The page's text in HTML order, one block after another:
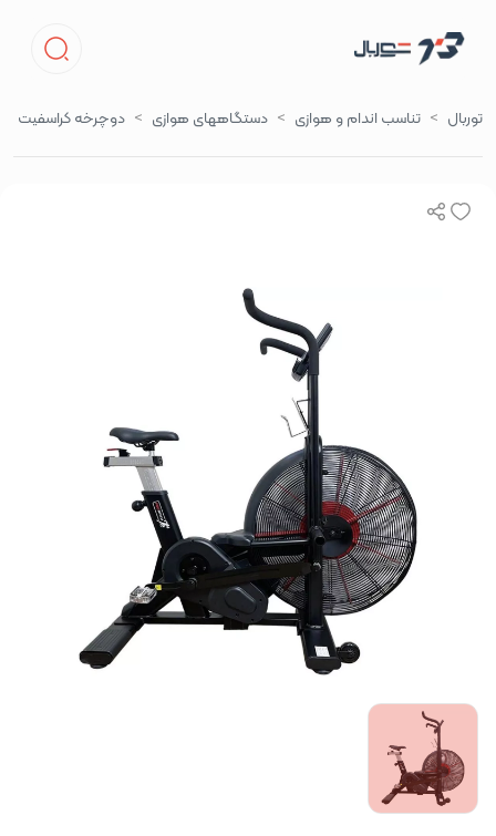
توربال تناسب اندام و هوازی دستگاههای هوازی دوچرخه کراسفیت